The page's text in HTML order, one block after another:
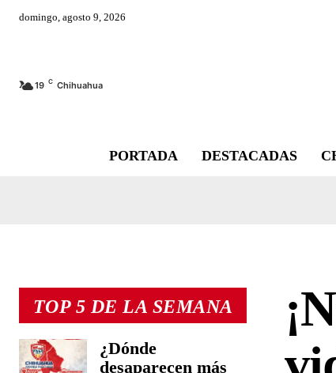
domingo, agosto 9, 2026
19 C Chihuahua
PORTADA DESTACADAS
TOP 5 DE LA SEMANA
¿Dónde
desaparecen más